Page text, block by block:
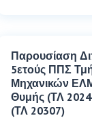
Παρουσίαση
5ετούς ΠΠΣ
Μηχανικών
Θυμής (ΤΛ
(ΤΛ 20307)